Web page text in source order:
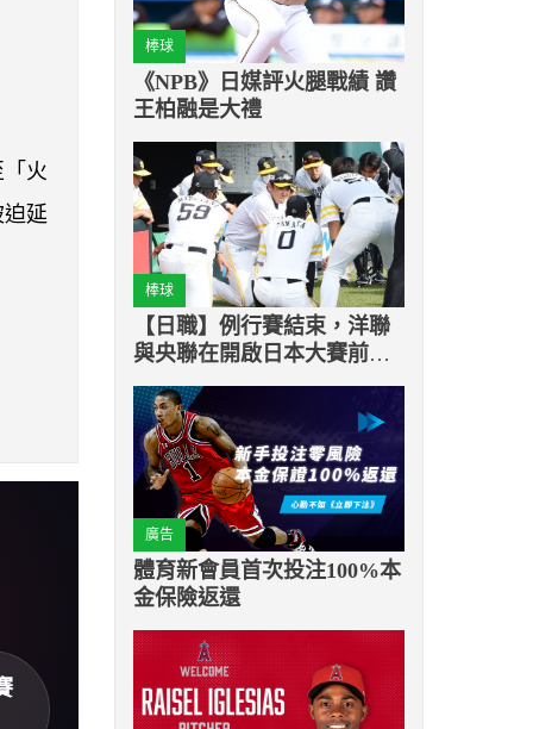
火
延
棒球
《NPB》日媒評火腿戰績 讚
王柏融是大禮
棒球
【日職】例行賽結束，洋聯
與央聯在開啟日本大賽前的
賽程
廣告
體育新會員首次投注100%本
金保險返還